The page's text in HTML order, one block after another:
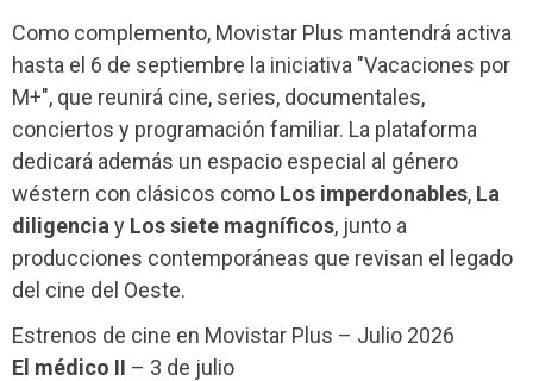
Como complemento, Movistar Plus mantendrá activa
hasta el 6 de septiembre la iniciativa "Vacaciones por
M+", que reunirá cine, series, documentales,
conciertos y programación familiar. La plataforma
dedicará además un espacio especial al género
wéstern con clásicos como Los imperdonables, La
diligencia y Los siete magníficos, junto a
producciones contemporáneas que revisan el legado
del cine del Oeste.
Estrenos de cine en Movistar Plus – Julio 2026
El médico II – 3 de julio